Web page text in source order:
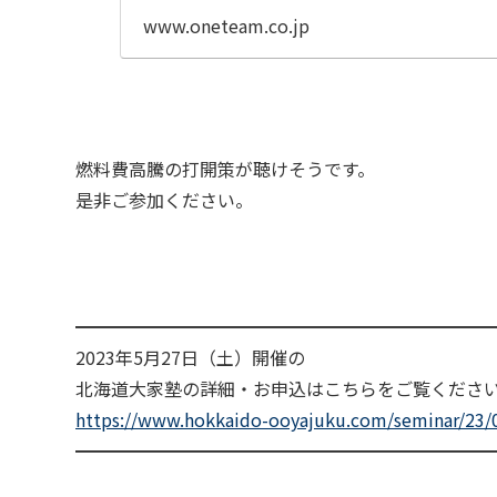
www.oneteam.co.jp
燃料費高騰の打開策が聴けそうです。
是非ご参加ください。
2023年5月27日（土）開催の
北海道大家塾の詳細・お申込はこちらをご覧くださ
https://www.hokkaido-ooyajuku.com/seminar/23/